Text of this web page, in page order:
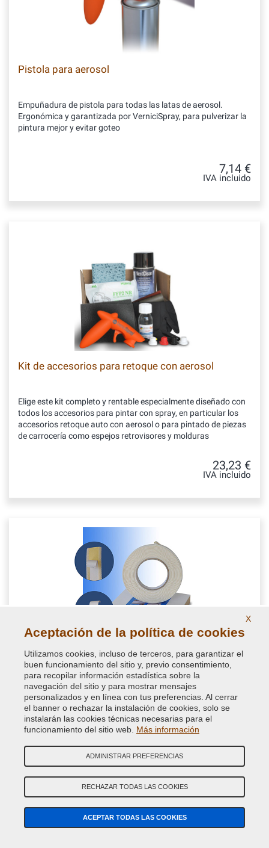
Pistola para aerosol
Empuñadura de pistola para todas las latas de aerosol.
Ergonómica y garantizada por VerniciSpray, para pulverizar la
pintura mejor y evitar goteo
7,14 €
IVA incluido
Kit de accesorios para retoque con aerosol
Elige este kit completo y rentable especialmente diseñado con
todos los accesorios para pintar con spray, en particular los
accesorios retoque auto con aerosol o para pintado de piezas
de carrocería como espejos retrovisores y molduras
23,23 €
IVA incluido
Cinta adhesiva para difuminar pintura en retoque
coche
Cinta de enmascarar para difuminar la pintura cuando se hace
una reparación a la carrocería en retoque coche, permite evitar
saltos entre vieja y nueva pintura
16,34 €
X
Aceptación de la política de cookies
Utilizamos cookies, incluso de terceros, para garantizar el
buen funcionamiento del sitio y, previo consentimiento,
para recopilar información estadística sobre la
navegación del sitio y para mostrar mensajes
personalizados y en línea con tus preferencias. Al cerrar
el banner o rechazar la instalación de cookies, solo se
instalarán las cookies técnicas necesarias para el
funcionamiento del sitio web. Más información
ADMINISTRAR PREFERENCIAS
RECHAZAR TODAS LAS COOKIES
ACEPTAR TODAS LAS COOKIES